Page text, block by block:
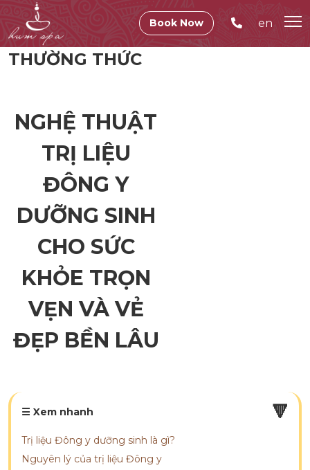
Book Now en
THƯỜNG THỨC
NGHỆ THUẬT
TRỊ LIỆU
ĐÔNG Y
DƯỠNG SINH
CHO SỨC
KHỎE TRỌN
VẸN VÀ VẺ
ĐẸP BỀN LÂU
☰ Xem nhanh 🔻
Trị liệu Đông y dưỡng sinh là gì?
Nguyên lý của trị liệu Đông y